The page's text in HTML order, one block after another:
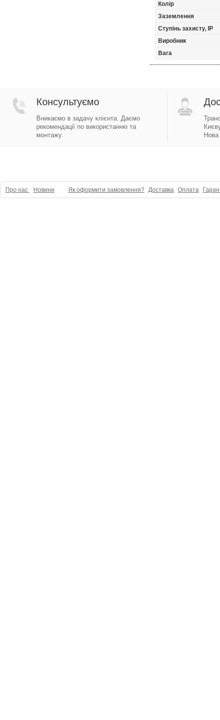
Колір
Заземлення
Ступінь захисту, IP
Виробник
Вага
Консультуємо
Вникаємо в задачу клієнта. Даємо
рекомендації по використанню та
монтажу.
Про нас Новини Як оформити замовлення? Доставка Оплата